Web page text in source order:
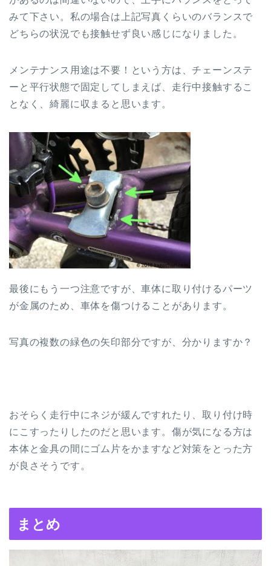
みて下さい。私の場合は上記写真くらいのバランスで
どちらの状況でも接触せず良い感じになりました。
メンテナンス用途は不要！という方は、チェーンステ
ーと平行状態で固定してしまえば、走行中接触するこ
となく、綺麗に収まると思います。
最後にもう一つ注意ですが、車体に取り付けるパーツ
が金属のため、車体を傷つけることがあります。
写真の複数の緑色の矢印部分ですが、分かりますか？
おそらく走行中にネジが緩んですれたり、取り付け時
にこすったりしたのだと思います。傷が気になる方は
本体と金具の間にゴム片をかますなど対策をとった方
が良さそうです。
まとめ